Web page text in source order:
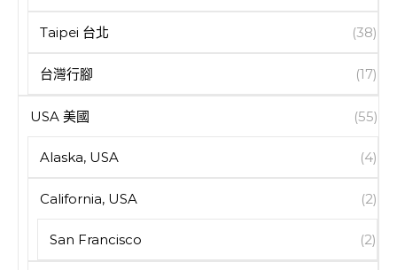
Taipei 台北 (38)
台灣行腳 (17)
USA 美國 (55)
Alaska, USA (4)
California, USA (2)
San Francisco (2)